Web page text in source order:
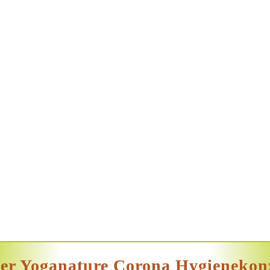
Yoganature Corona